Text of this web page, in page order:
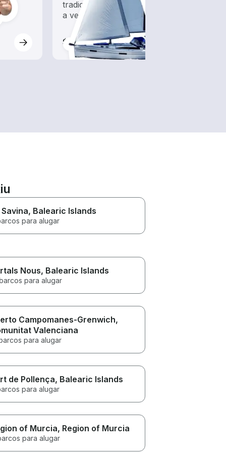
tradicionais barcos movidos
a vento
$395
Savina, Balearic Islands
para alugar
Nous, Balearic Islands
para alugar
Campomanes-Grenwich,
Valenciana
para alugar
de Pollença, Balearic Islands
para alugar
of Murcia, Region of Murcia
para alugar